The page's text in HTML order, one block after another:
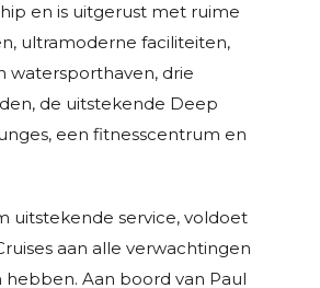
en is uitgerust met ruime
ultramoderne faciliteiten,
watersporthaven, drie
de uitstekende Deep
een fitnesscentrum en
uitstekende service, voldoet
aan alle verwachtingen
hebben. Aan boord van Paul